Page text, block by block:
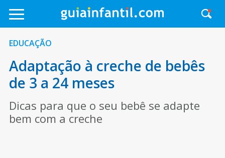
EDUCAÇÃO
Adaptação à creche de bebês
de 3 a 24 meses
Dicas para que o seu bebê se adapte
bem com a creche